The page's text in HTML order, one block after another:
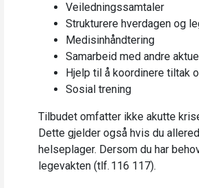
Veiledningssamtaler
Strukturere hverdagen og
Medisinhåndtering
Samarbeid med andre
Hjelp til å koordinere tiltak
Sosial trening
Tilbudet omfatter ikke akutte
Dette gjelder også hvis du
helseplager. Dersom du har
legevakten (tlf. 116 117).